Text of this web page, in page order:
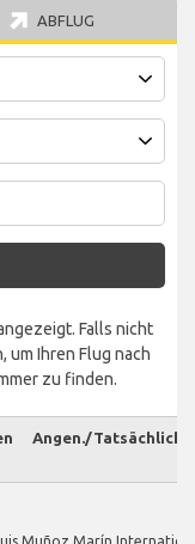
ABFLUG
Falls nicht
um Ihren Flug nach
zu finden.
Angen./Tatsächlich